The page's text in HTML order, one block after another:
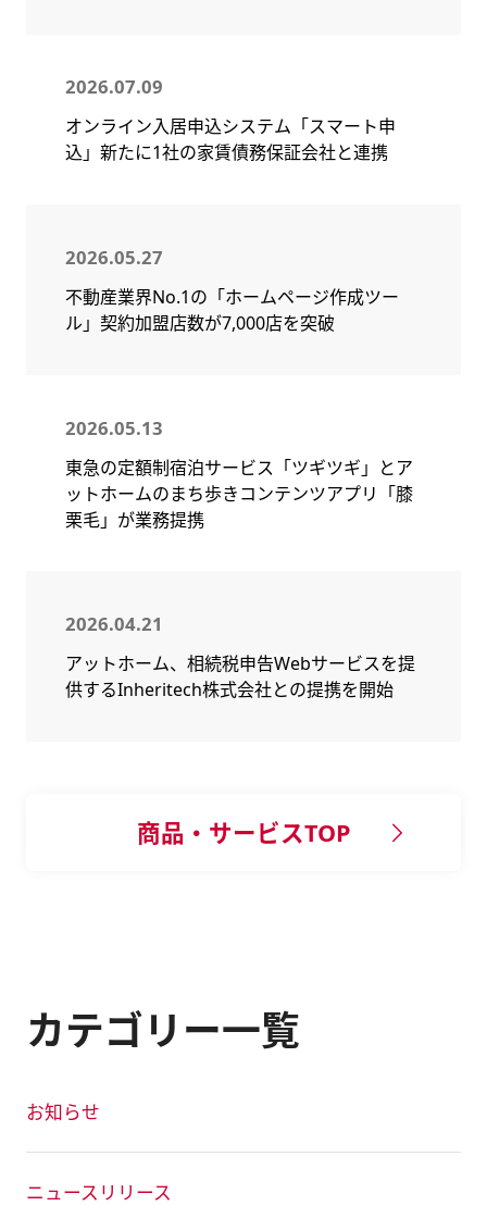
2026.07.09
オンライン入居申込システム「スマート申
込」新たに1社の家賃債務保証会社と連携
2026.05.27
不動産業界No.1の「ホームページ作成ツー
ル」契約加盟店数が7,000店を突破
2026.05.13
東急の定額制宿泊サービス「ツギツギ」とア
ットホームのまち歩きコンテンツアプリ「膝
栗毛」が業務提携
2026.04.21
アットホーム、相続税申告Webサービスを提
供するInheritech株式会社との提携を開始
商品・サービスTOP
カテゴリー一覧
お知らせ
ニュースリリース